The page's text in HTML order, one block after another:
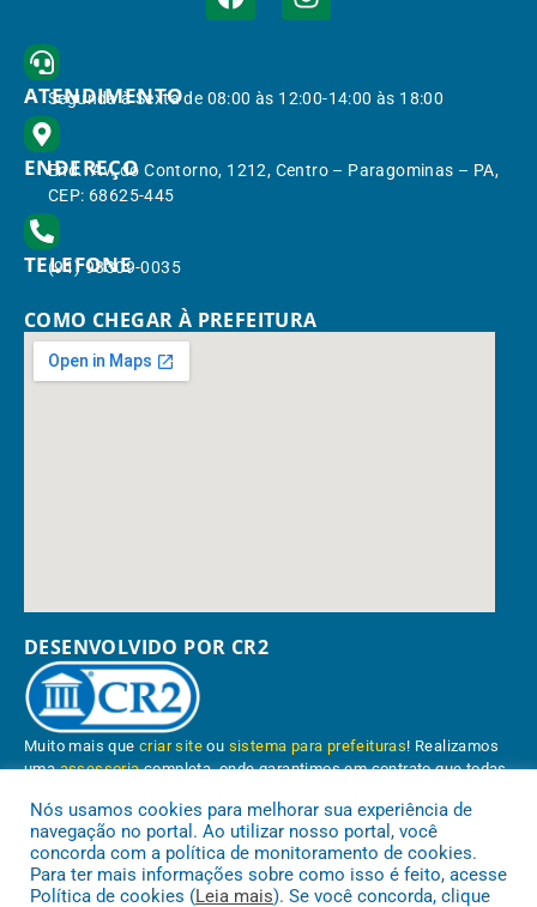
ATENDIMENTO
Segunda à Sexta de 08:00 às 12:00-14:00 às 18:00
ENDEREÇO
End.: Av. do Contorno, 1212, Centro – Paragominas – PA,
CEP: 68625-445
TELEFONE
(91) 98309-0035
COMO CHEGAR À PREFEITURA
DESENVOLVIDO POR CR2
Muito mais quecriar site ou sistema para prefeituras! Realizamos
umaassessoriacompleta, onde garantimos em contrato que todas
Conheça oPNTP e oRadar da Transparência Pública
Nós usamos cookies para melhorar sua experiência de
navegação no portal. Ao utilizar nosso portal, você
concorda com a política de monitoramento de cookies.
Para ter mais informações sobre como isso é feito, acesse
Política de cookies (Leia mais). Se você concorda, clique